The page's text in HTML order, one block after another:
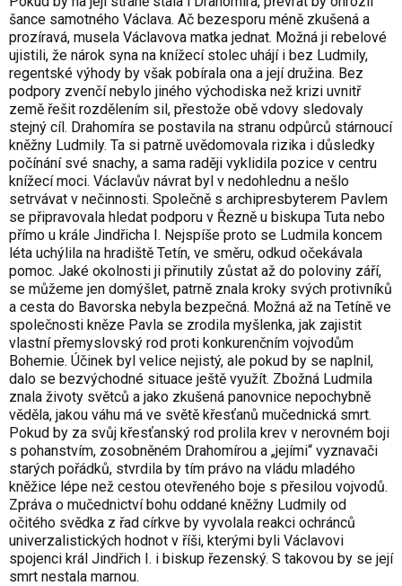
šance samotného Václava. Ač bezesporu méně zkušená a
prozíravá, musela Václavova matka jednat. Možná ji rebelové
ujistili, že nárok syna na knížecí stolec uhájí i bez Ludmily,
regentské výhody by však pobírala ona a její družina. Bez
podpory zvenčí nebylo jiného východiska než krizi uvnitř
země řešit rozdělením sil, přestože obě vdovy sledovaly
stejný cíl. Drahomíra se postavila na stranu odpůrců stárnoucí
kněžny Ludmily. Ta si patrně uvědomovala rizika i důsledky
počínání své snachy, a sama raději vyklidila pozice v centru
knížecí moci. Václavův návrat byl v nedohlednu a nešlo
setrvávat v nečinnosti. Společně s archipresbyterem Pavlem
se připravovala hledat podporu v Řezně u biskupa Tuta nebo
přímo u krále Jindřicha I. Nejspíše proto se Ludmila koncem
léta uchýlila na hradiště Tetín, ve směru, odkud očekávala
pomoc. Jaké okolnosti ji přinutily zůstat až do poloviny září,
se můžeme jen domýšlet, patrně znala kroky svých protivníků
a cesta do Bavorska nebyla bezpečná. Možná až na Tetíně ve
společnosti kněze Pavla se zrodila myšlenka, jak zajistit
vlastní přemyslovský rod proti konkurenčním vojvodům
Bohemie. Účinek byl velice nejistý, ale pokud by se naplnil,
dalo se bezvýchodné situace ještě využít. Zbožná Ludmila
znala životy světců a jako zkušená panovnice nepochybně
věděla, jakou váhu má ve světě křesťanů mučednická smrt.
Pokud by za svůj křesťanský rod prolila krev v nerovném boji
s pohanstvím, zosobněném Drahomírou a „jejími“ vyznavači
starých pořádků, stvrdila by tím právo na vládu mladého
kněžice lépe než cestou otevřeného boje s přesilou vojvodů.
Zpráva o mučednictví bohu oddané kněžny Ludmily od
očitého svědka z řad církve by vyvolala reakci ochránců
univerzalistických hodnot v říši, kterými byli Václavovi
spojenci král Jindřich I. i biskup řezenský. S takovou by se její
smrt nestala marnou.